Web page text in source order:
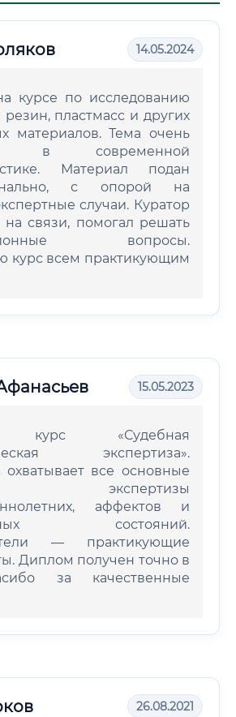
14.05.2024
курсе по исследованию
пластмасс и других
материалов. Тема очень
в современной
Материал подан
с опорой на
случаи. Куратор
на связи, помогал решать
вопросы.
курс всем практикующим
15.05.2023
курс «Судебная
экспертиза».
все основные
экспертизы
аффектов и
состояний.
— практикующие
Диплом получен точно в
за качественные
26.08.2021